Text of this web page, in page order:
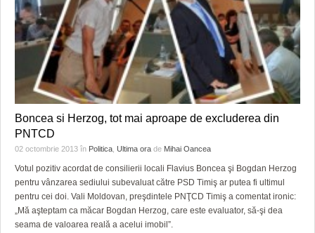
Boncea si Herzog, tot mai aproape de excluderea din
PNTCD
02 octombrie 2013 în Politica Ultima ora de Mihai Oancea
Votul pozitiv acordat de consilierii locali Flavius Boncea şi Bogdan Herzog
pentru vânzarea sediului subevaluat către PSD Timiş ar putea fi ultimul
pentru cei doi. Vali Moldovan, preşdintele PNŢCD Timiş a comentat ironic:
„Mă aşteptam ca măcar Bogdan Herzog, care este evaluator, să-şi dea
seama de valoarea reală a acelui imobil”.